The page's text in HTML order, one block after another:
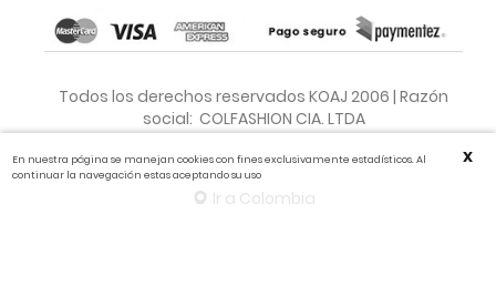
Todos los derechos reservados KOAJ 2006 | Razón
social: COLFASHION CIA. LTDA
Ir a Colombia
En nuestra página se manejan cookies con fines exclusivamente estadísticos. Al
continuar la navegación estas aceptando su uso
X